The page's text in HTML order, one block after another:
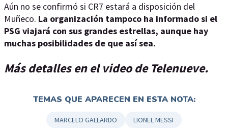
Aún no se confirmó si CR7 estará a disposición del
Muñeco. La organización tampoco ha informado si el
PSG viajará con sus grandes estrellas, aunque hay
muchas posibilidades de que así sea.
Más detalles en el video de Telenueve.
TEMAS QUE APARECEN EN ESTA NOTA:
MARCELO GALLARDO LIONEL MESSI